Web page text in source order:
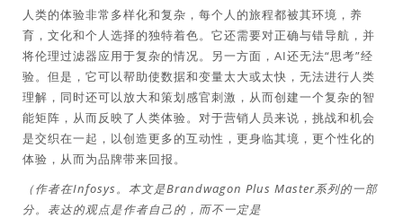
人类的体验非常多样化和复杂，每个人的旅程都被其环境，养
育，文化和个人选择的独特着色。它还需要对正确与错导航，并
将伦理过滤器应用于复杂的情况。另一方面，AI还无法“思考”经
验。但是，它可以帮助使数据和变量太大或太快，无法进行人类
理解，同时还可以放大和策划感官刺激，从而创建一个复杂的智
能矩阵，从而反映了人类体验。对于营销人员来说，挑战和机会
是交织在一起，以创造更多的互动性，更身临其境，更个性化的
体验，从而为品牌带来回报。
（作者在Infosys。本文是Brandwagon Plus Master系列的一部
分。表达的观点是作者自己的，而不一定是